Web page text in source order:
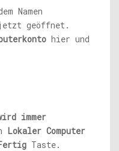
Namen
geöffnet.
hier und
immer
Lokaler Computer
Taste.